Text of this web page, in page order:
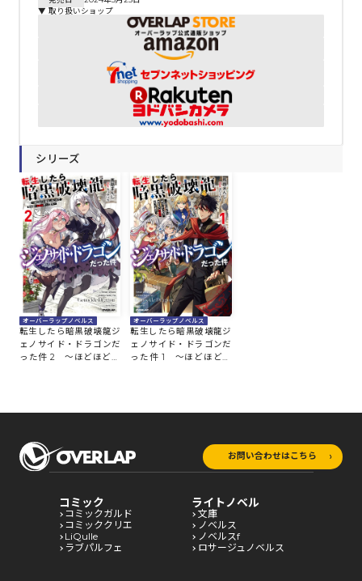
▼ 取り扱いショップ
シリーズ
オーバーラップノベルス
転生したら暗黒破壊龍ジ
ェノサイド・ドラゴンだ
った件 2 ～ほどほどに
オーバーラップノベルス
転生したら暗黒破壊龍ジ
ェノサイド・ドラゴンだ
った件 1 ～ほどほどに
お問い合わせはこちら
コミック
コミックガルド
コミッククリエ
LiQulle
ラブパルフェ
ライトノベル
文庫
ノベルス
ノベルスf
ロサージュノベルス